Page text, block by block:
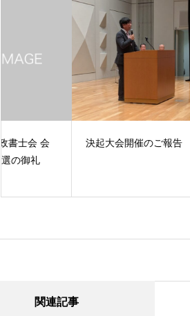
決起大会開催のご報告 5年間の主
関連記事